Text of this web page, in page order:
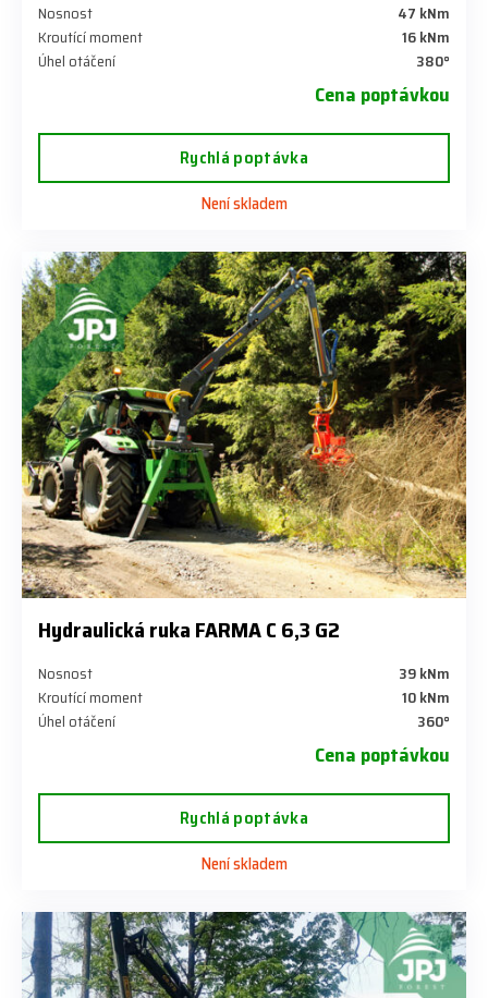
Nosnost
47 kNm
Kroutící moment
16 kNm
Úhel otáčení
380°
Cena poptávkou
Rychlá poptávka
Není skladem
Hydraulická ruka FARMA C 6,3 G2
Nosnost
39 kNm
Kroutící moment
10 kNm
Úhel otáčení
360°
Cena poptávkou
Rychlá poptávka
Není skladem